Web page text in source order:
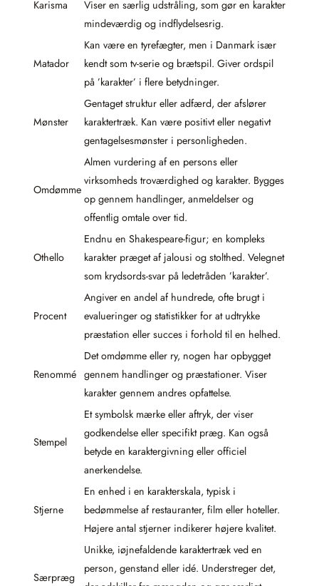
Karisma
Viser en særlig udstråling, som gør en karakter
mindeværdig og indflydelsesrig.
Matador
Kan være en tyrefægter, men i Danmark især
kendt som tv-serie og brætspil. Giver ordspil
på ’karakter’ i flere betydninger.
Mønster
Gentaget struktur eller adfærd, der afslører
karaktertræk. Kan være positivt eller negativt
gentagelsesmønster i personligheden.
Omdømme
Almen vurdering af en persons eller
virksomheds troværdighed og karakter. Bygges
op gennem handlinger, anmeldelser og
offentlig omtale over tid.
Othello
Endnu en Shakespeare-figur; en kompleks
karakter præget af jalousi og stolthed. Velegnet
som krydsords-svar på ledetråden ’karakter’.
Procent
Angiver en andel af hundrede, ofte brugt i
evalueringer og statistikker for at udtrykke
præstation eller succes i forhold til en helhed.
Renommé
Det omdømme eller ry, nogen har opbygget
gennem handlinger og præstationer. Viser
karakter gennem andres opfattelse.
Stempel
Et symbolsk mærke eller aftryk, der viser
godkendelse eller specifikt præg. Kan også
betyde en karaktergivning eller officiel
anerkendelse.
Stjerne
En enhed i en karakterskala, typisk i
bedømmelse af restauranter, film eller hoteller.
Højere antal stjerner indikerer højere kvalitet.
Særpræg
Unikke, iøjnefaldende karaktertræk ved en
person, genstand eller idé. Understreger det,